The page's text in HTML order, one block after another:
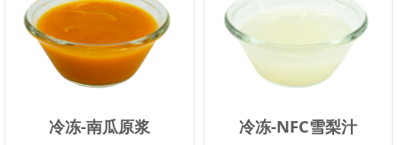
冷冻-南瓜原浆 冷冻-NFC雪梨汁